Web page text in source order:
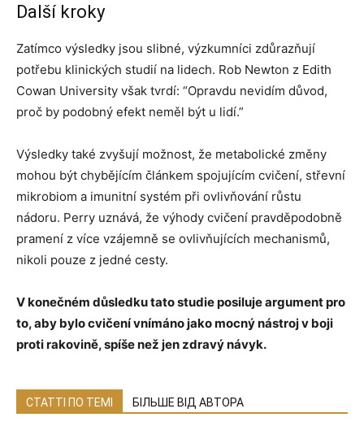
Další kroky
Zatímco výsledky jsou slibné, výzkumníci zdůrazňují
potřebu klinických studií na lidech. Rob Newton z Edith
Cowan University však tvrdí: “Opravdu nevidím důvod,
proč by podobný efekt neměl být u lidí.”
Výsledky také zvyšují možnost, že metabolické změny
mohou být chybějícím článkem spojujícím cvičení, střevní
mikrobiom a imunitní systém při ovlivňování růstu
nádoru. Perry uznává, že výhody cvičení pravděpodobně
pramení z více vzájemně se ovlivňujících mechanismů,
nikoli pouze z jedné cesty.
V konečném důsledku tato studie posiluje argument pro
to, aby bylo cvičení vnímáno jako mocný nástroj v boji
proti rakovině, spíše než jen zdravý návyk.
СТАТТІ ПО ТЕМІ БІЛЬШЕ ВІД АВТОРА